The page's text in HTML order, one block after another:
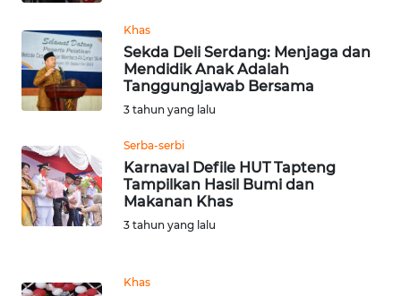
Khas
Sekda Deli Serdang: Menjaga dan
Mendidik Anak Adalah
Tanggungjawab Bersama
3 tahun yang lalu
Serba-serbi
Karnaval Defile HUT Tapteng
Tampilkan Hasil Bumi dan
Makanan Khas
3 tahun yang lalu
Khas
WN
DAIRI
WN
DANAU
WN
NIAS